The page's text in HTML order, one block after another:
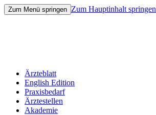
Zum Menü springen Zum Hauptinhalt springen
Ärzteblatt
English Edition
Praxisbedarf
Ärztestellen
Akademie